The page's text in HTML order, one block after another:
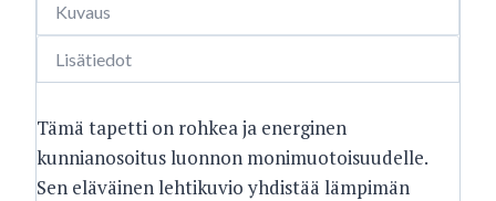
Kuvaus
Lisätiedot
Tämä tapetti on rohkea ja energinen
kunnianosoitus luonnon monimuotoisuudelle.
Sen eläväinen lehtikuvio yhdistää lämpimän